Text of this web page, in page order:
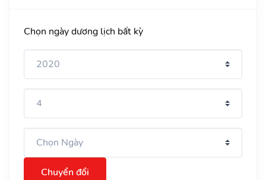
Chọn ngày dương lịch bất kỳ
Chuyển đổi